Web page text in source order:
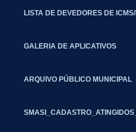
LISTA DE DEVEDORES DE
GALERIA DE APLICATIVOS
ARQUIVO PÚBLICO MUNICIPAL